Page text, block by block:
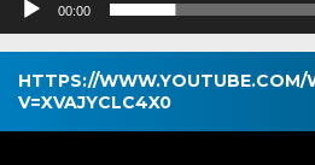
00:00
HTTPS://WWW.YOUTUBE.COM/
V=XVAJYCLC4X0
Pemutar